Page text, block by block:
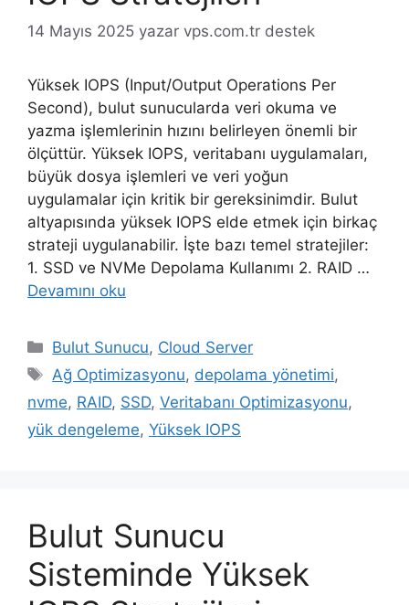
14 Mayıs 2025 yazar vps.com.tr destek
Yüksek IOPS (Input/Output Operations Per
Second), bulut sunucularda veri okuma ve
yazma işlemlerinin hızını belirleyen önemli bir
ölçüttür. Yüksek IOPS, veritabanı uygulamaları,
büyük dosya işlemleri ve veri yoğun
uygulamalar için kritik bir gereksinimdir. Bulut
altyapısında yüksek IOPS elde etmek için birkaç
strateji uygulanabilir. İşte bazı temel stratejiler:
1. SSD ve NVMe Depolama Kullanımı 2. RAID …
Devamını oku
Kategoriler
Bulut Sunucu, Cloud Server
Etiketler
Ağ Optimizasyonu, depolama yönetimi,
nvme, RAID, SSD, Veritabanı Optimizasyonu,
yük dengeleme, Yüksek IOPS
Bulut Sunucu
Sisteminde Yüksek